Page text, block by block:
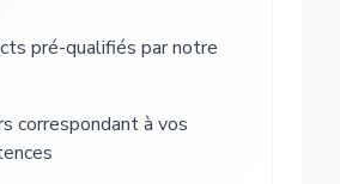
pré-qualifiés par notre
correspondant à vos